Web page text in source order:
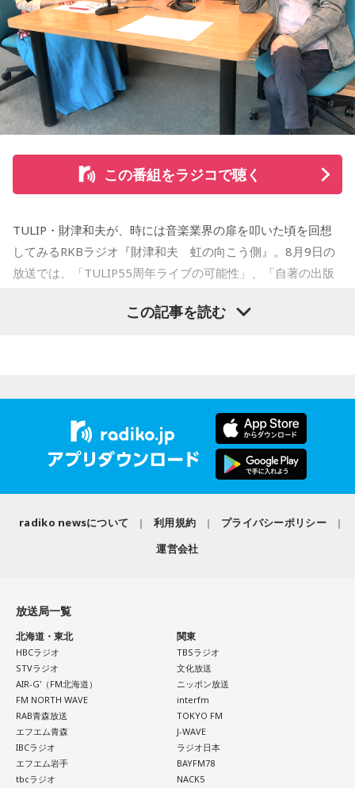
今回の放送では、夏の夜空をきっかけに、子どもの頃の純粋
な感動や、時間が経っても色あせない記憶が届けられまし
た。
放送で紹介されたStoryの続きをぜひradikoのタイムフリーで
お楽しみください。
【小山宙哉プロフィール】
1978年生 京都府出身 京都市立銅駝美術工芸高等学校（現：
京都市立美術工芸高等学校）、大阪市立デザイン教育研究所
卒業。デザイン会社勤務を経て、「モーニング」に持ち込み
をした『ジジジイ』で第14回MANGA OPEN審査委員賞（わ
たせせいぞう賞）受賞。『劇団JET’S』で第15回MANGA
OPEN大賞受賞。2006年『ハルジャン』『ジジジイ-GGG-』
を連載。
2007年12月、初の週刊連載作品『宇宙兄弟』連載開始。同作
で2010年 第56回小学館漫画賞一般向け部門、2011年 第35回
講談社漫画賞一般部門、2014年 手塚治虫文化賞読者賞を受
賞。TVアニメ、実写映画等、多くのメディアミックスを果た
■放送日時：2026年8月16日（日） 19時～20時
■パーソナリティ：吉田尚記
■ゲスト：小山宙哉
■メールアドレス： manga@1242.com
■公式Xアカウント：@MANGARADIO1242
■ハッシュタグ：#マンガのラジオ
■番組HP：
https://manga-no-radio.com/
この番組をラジコで聴く
TULIP・財津和夫が、時には音楽業界の扉を叩いた頃を回想
してみるRKBラジオ『財津和夫 虹の向こう側』。8月9日の
放送では、「TULIP55周年ライブの可能性」、「自著の出版
た古今のトピックスが盛りだくさんです。
この記事を読む
radiko newsについて 利用規約
プライバシーポリシー
運営会社
放送局一覧
北海道・東北
HBCラジオ
STVラジオ
AIR-G'（FM北海道）
FM NORTH WAVE
RAB青森放送
エフエム青森
IBCラジオ
エフエム岩手
tbcラジオ
関東
TBSラジオ
文化放送
ニッポン放送
interfm
TOKYO FM
J-WAVE
ラジオ日本
BAYFM78
NACK5